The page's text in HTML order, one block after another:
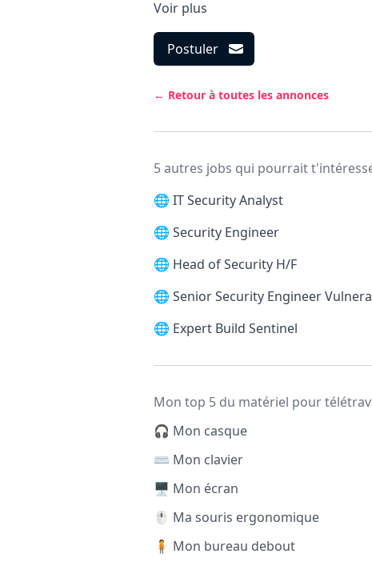
Voir plus
Postuler
← Retour à toutes les annonces
5 autres jobs qui pourrait
🌐 IT Security Analyst
🌐 Security Engineer
🌐 Head of Security H/F
🌐 Senior Security Engineer
🌐 Expert Build Sentinel
Mon top 5 du matériel pour
🎧 Mon casque
⌨️ Mon clavier
🖥️ Mon écran
🖱️ Ma souris ergonomique
🧍 Mon bureau debout